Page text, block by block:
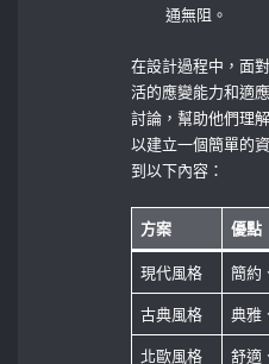
通無阻。
在設計過程中，面
活的應變能力和適
討論，幫助他們理
以建立一個簡單的
到以下內容：
方案 優點
現代風格 簡約
古典風格
典雅
北歐風格
舒適